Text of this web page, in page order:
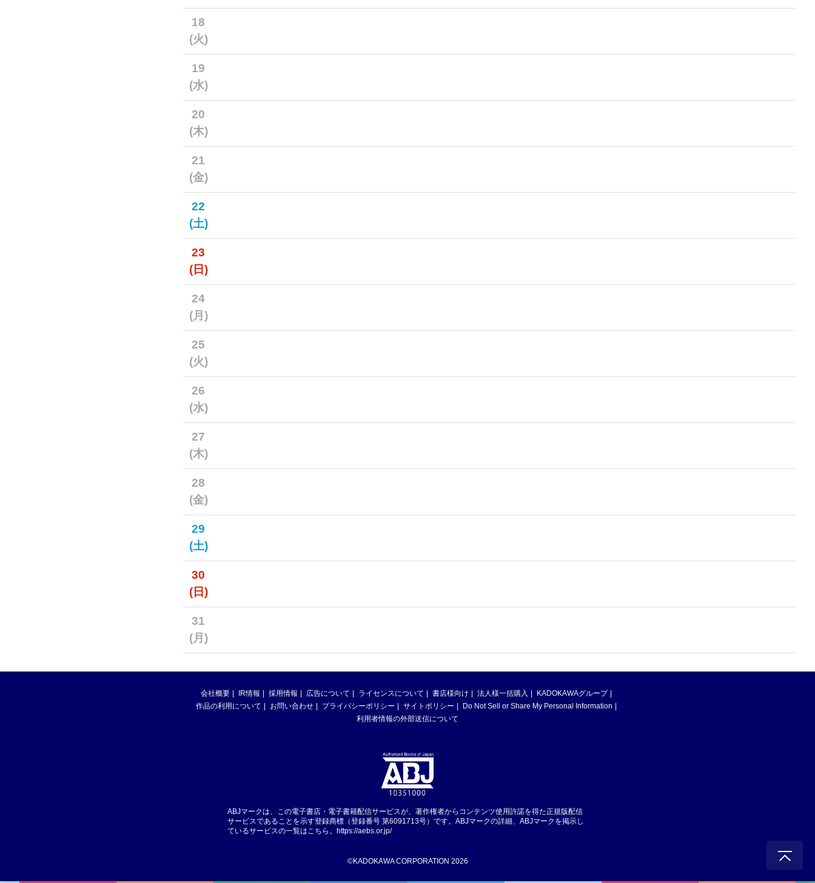
18
(火)
19
(水)
20
(木)
21
(金)
22
(土)
23
(日)
24
(月)
25
(火)
26
(水)
27
(木)
28
(金)
29
(土)
30
(日)
31
(月)
会社概要 IR情報 採用情報 広告について ライセンスについて 書店様向け 法人様一括購入
KADOKAWAグループ
作品の利用について
お問い合わせ プライバシーポリシー サイトポリシー
Do Not Sell or Share My Personal Information
利用者情報の外部送信について
ABJマークは、この電子書店・電子書籍配信サービスが、著作権者からコンテンツ使用許諾を得た正規版配信
サービスであることを示す登録商標（登録番号 第6091713号）です。ABJマークの詳細、ABJマークを掲示し
ているサービスの一覧はこちら。 https://aebs.or.jp/
©KADOKAWA CORPORATION 2026